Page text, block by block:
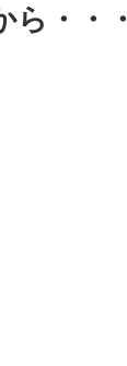
・・・